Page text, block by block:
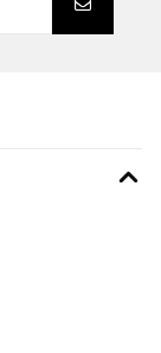
06/05/2025
sich von selbst.